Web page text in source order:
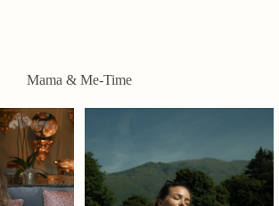
Mama & Me-Time